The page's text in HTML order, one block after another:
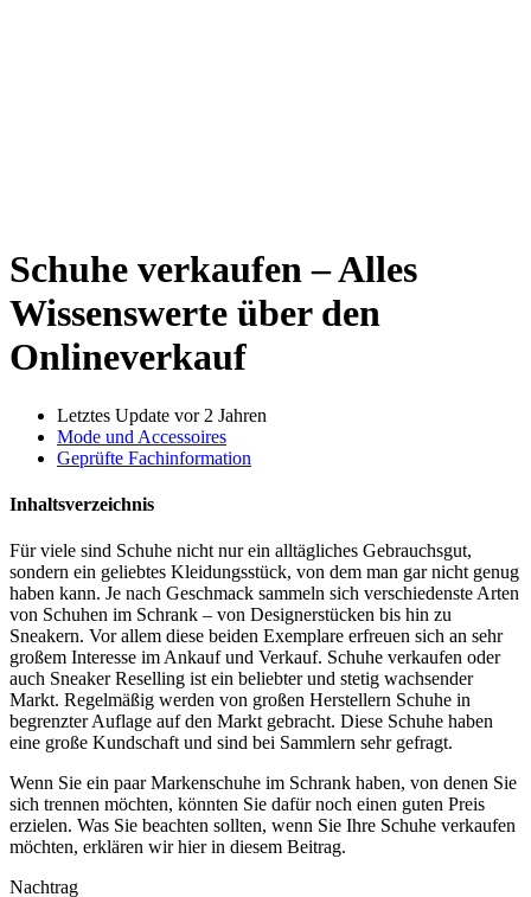
Schuhe verkaufen – Alles
Wissenswerte über den
Onlineverkauf
Letztes Update vor 2 Jahren
Mode und Accessoires
Geprüfte Fachinformation
Inhaltsverzeichnis
Für viele sind Schuhe nicht nur ein alltägliches Gebrauchsgut,
sondern ein geliebtes Kleidungsstück, von dem man gar nicht genug
haben kann. Je nach Geschmack sammeln sich verschiedenste Arten
von Schuhen im Schrank – von Designerstücken bis hin zu
Sneakern. Vor allem diese beiden Exemplare erfreuen sich an sehr
großem Interesse im Ankauf und Verkauf. Schuhe verkaufen oder
auch Sneaker Reselling ist ein beliebter und stetig wachsender
Markt. Regelmäßig werden von großen Herstellern Schuhe in
begrenzter Auflage auf den Markt gebracht. Diese Schuhe haben
eine große Kundschaft und sind bei Sammlern sehr gefragt.
Wenn Sie ein paar Markenschuhe im Schrank haben, von denen Sie
sich trennen möchten, könnten Sie dafür noch einen guten Preis
erzielen. Was Sie beachten sollten, wenn Sie Ihre Schuhe verkaufen
möchten, erklären wir hier in diesem Beitrag.
Nachtrag